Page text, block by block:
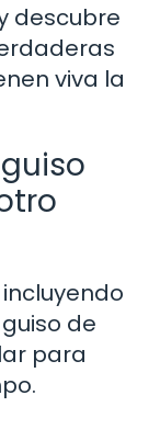
descubre
viva la
de
para